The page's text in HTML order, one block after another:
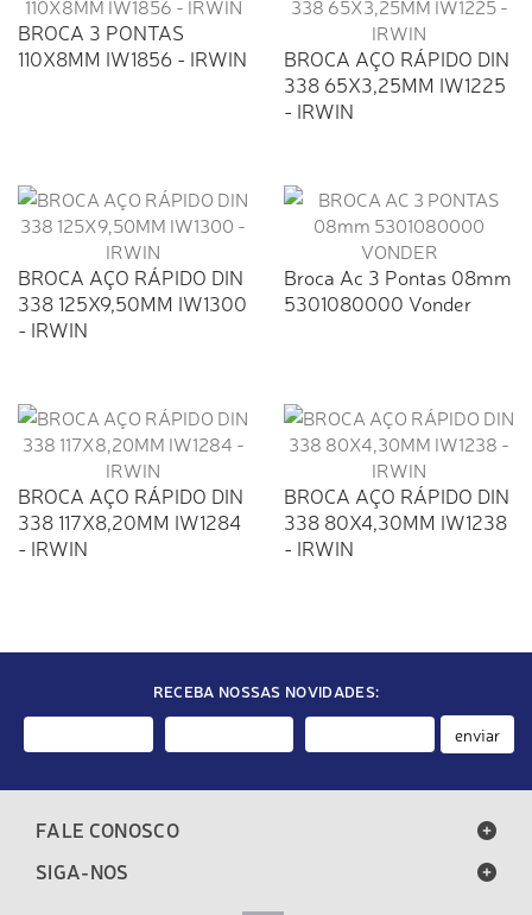
BROCA 3 PONTAS
110X8MM IW1856 - IRWIN
BROCA AÇO RÁPIDO DIN
338 65X3,25MM IW1225
- IRWIN
BROCA AÇO RÁPIDO DIN
338 125X9,50MM IW1300
- IRWIN
Broca Ac 3 Pontas 08mm
5301080000 Vonder
BROCA AÇO RÁPIDO DIN
338 117X8,20MM IW1284
- IRWIN
BROCA AÇO RÁPIDO DIN
338 80X4,30MM IW1238
- IRWIN
RECEBA NOSSAS NOVIDADES:
enviar
FALE CONOSCO
SIGA-NOS